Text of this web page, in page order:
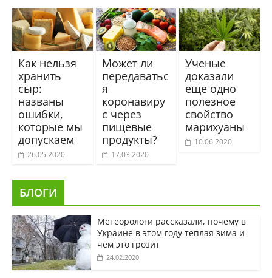
Как нельзя
хранить
сыр:
названы
ошибки,
которые мы
допускаем
26.05.2020
Может ли
передаватьс
я
коронавиру
с через
пищевые
продукты?
17.03.2020
Ученые
доказали
еще одно
полезное
свойство
марихуаны
10.06.2020
БЛОГИ
Метеорологи рассказали, почему в
Украине в этом году теплая зима и
чем это грозит
24.02.2020